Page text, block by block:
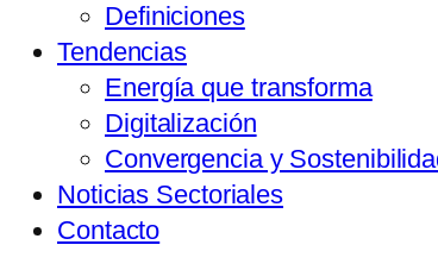
Definiciones
Tendencias
Energía que transforma
Digitalización
Convergencia y
Noticias Sectoriales
Contacto